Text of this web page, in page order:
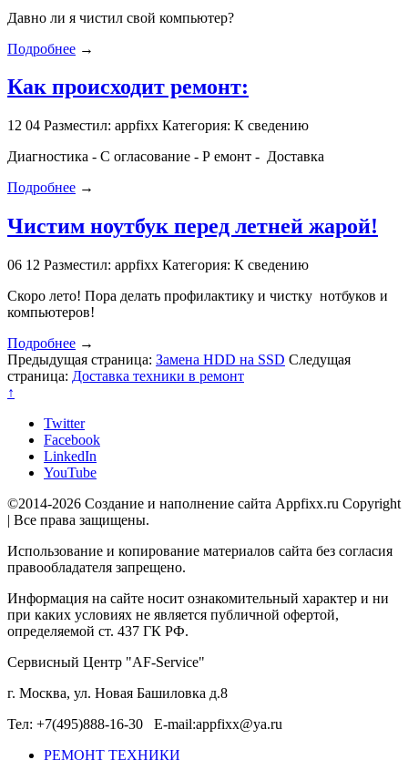
Давно ли я чистил свой компьютер?
Подробнее →
Как происходит ремонт:
12 04 Разместил: appfixx Категория: К сведению
Диагностика - С огласование - Р емонт - Доставка
Подробнее →
Чистим ноутбук перед летней жарой!
06 12 Разместил: appfixx Категория: К сведению
Скоро лето! Пора делать профилактику и чистку нотбуков и
компьютеров!
Подробнее →
Предыдущая страница: Замена HDD на SSD Следущая
страница: Доставка техники в ремонт
↑
Twitter
Facebook
LinkedIn
YouTube
©2014-2026 Создание и наполнение сайта Appfixx.ru Copyright
| Все права защищены.
Использование и копирование материалов сайта без согласия
правообладателя запрещено.
Информация на сайте носит ознакомительный характер и ни
при каких условиях не является публичной офертой,
определяемой ст. 437 ГК РФ.
Сервисный Центр "AF-Service"
г. Москва, ул. Новая Башиловка д.8
Тел: +7(495)888-16-30 E-mail:appfixx@ya.ru
РЕМОНТ ТЕХНИКИ